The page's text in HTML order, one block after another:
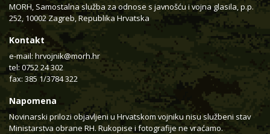
MORH, Samostalna služba za odnose s javnošću i vojna glasila, p.p.
252, 10002 Zagreb, Republika Hrvatska
Kontakt
e-mail: hrvojnik@morh.hr
tel: 0752 24 302
fax: 385 1/3784 322
Napomena
Novinarski prilozi objavljeni u Hrvatskom vojniku nisu službeni stav
Ministarstva obrane RH. Rukopise i fotografije ne vraćamo.